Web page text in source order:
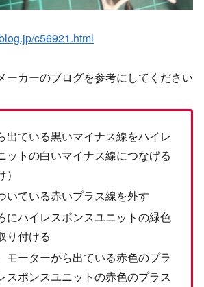
c56921.html
ーカーのブログを参考にしてください
出ている黒いマイナス線をハイレ
ットの白いマイナス線につなげる
いている赤いプラス線を外す
にハイレスポンスユニットの緑色
り付ける
モーターから出ている赤色のプラ
スポンスユニットの赤色のプラス